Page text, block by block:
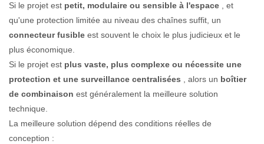
Si le projet est petit, modulaire ou sensible à l'espace , et
qu'une protection limitée au niveau des chaînes suffit, un
connecteur fusible est souvent le choix le plus judicieux et le
plus économique.
Si le projet est plus vaste, plus complexe ou nécessite une
protection et une surveillance centralisées , alors un boîtier
de combinaison est généralement la meilleure solution
technique.
La meilleure solution dépend des conditions réelles de
conception :